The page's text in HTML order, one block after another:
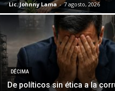
Lic. Johnny Lama - 7 agosto, 2026
DÉCIMA
De políticos sin ética a la